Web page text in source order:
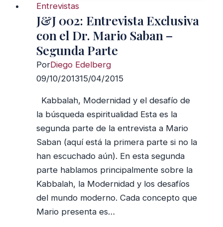
de
Misericordia
Divina
Entrevistas
J&J 002: Entrevista Exclusiva
con el Dr. Mario Saban –
Segunda Parte
PorDiego Edelberg
09/10/201315/04/2015
Kabbalah, Modernidad y el desafío de
la búsqueda espiritualidad Esta es la
segunda parte de la entrevista a Mario
Saban (aquí está la primera parte si no la
han escuchado aún). En esta segunda
parte hablamos principalmente sobre la
Kabbalah, la Modernidad y los desafíos
del mundo moderno. Cada concepto que
Mario presenta es…